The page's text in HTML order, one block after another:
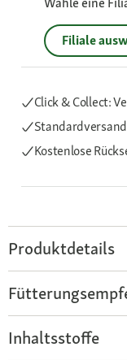
Filiale
Click & Collect:
Kostenlose
Produktdetails
Inhaltsstoffe